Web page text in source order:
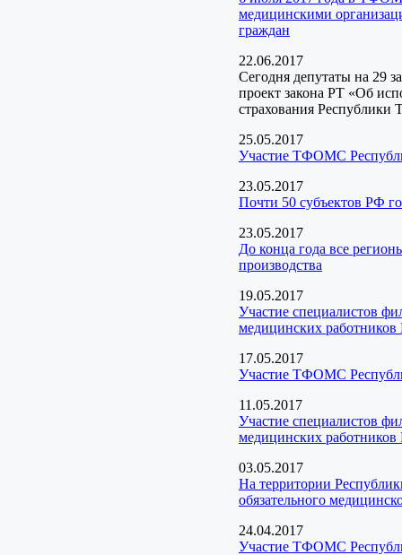
медицинскими
граждан
22.06.2017
Сегодня депутаты на 29
проект закона РТ «Об
страхования Республики
25.05.2017
Участие ТФОМС
23.05.2017
Почти 50 субъектов РФ
23.05.2017
До конца года все
производства
19.05.2017
Участие специалистов
медицинских
17.05.2017
Участие ТФОМС
11.05.2017
Участие специалистов
медицинских работников
03.05.2017
На территории
обязательного
24.04.2017
Участие ТФОМС